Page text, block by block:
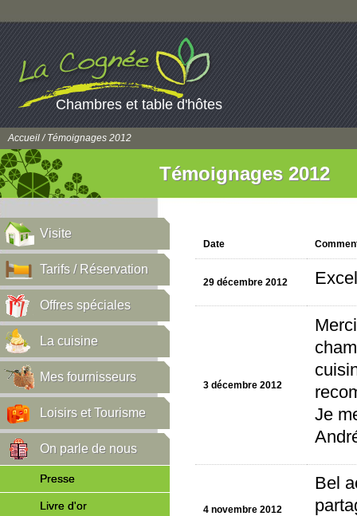
Chambres et table d'hôtes
Accueil/ Témoignages 2012
Témoignages 2012
Visite
Tarifs / Réservation
Offres spéciales
La cuisine
Mes fournisseurs
Loisirs et Tourisme
On parle de nous
Presse
Livre d'or
Date
29 décembre 2012
3 décembre 2012
Je
4 novembre 2012
Bel